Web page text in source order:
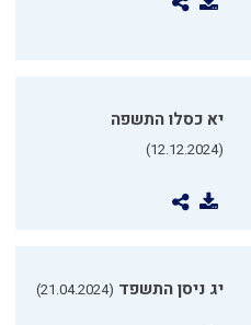
יא כסלו התשפה
(12.12.2024)
יג ניסן התשפד (21.04.2024)